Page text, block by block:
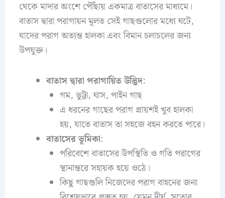
থেকে মাদার অংশে পৌঁছায় একমাত্র বাতাসের মাধ্যমে।
বাতাস দ্বারা পরাগায়ন মূলত সেই গাছগুলোর মধ্যে ঘটে,
যাদের পরাগ অত্যন্ত হালকা এবং বিমান চলাচলের জন্য
উপযুক্ত।
বাতাস দ্বারা পরাগায়িত উদ্ভিদ:
গম, ভুট্টা, ঘাস, পাইন গাছ
এ ধরনের গাছের পরাগ প্রায়শই খুব হালকা
হয়, যাতে বাতাস তা সহজে বহন করতে পারে।
বাতাসের ভূমিকা:
পরিবেশে বাতাসের উপস্থিতি ও গতি পরাগের
স্থানান্তরে সহায়ক হয়ে ওঠে।
কিছু গাছগুলি নিজেদের পরাগ বাহনের জন্য